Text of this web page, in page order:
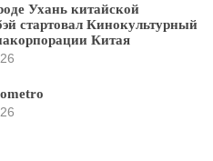
Ухань китайской
стартовал Кинокультурный
Китая